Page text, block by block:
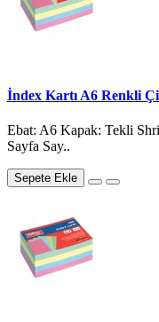
İndex Kartı A6 Renkli
Ebat: A6 Kapak: Tekli
Sayfa Say..
Sepete Ekle